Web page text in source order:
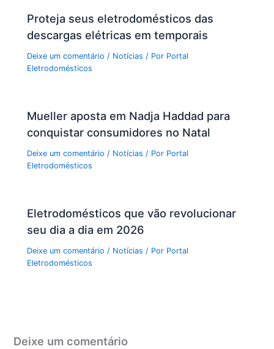
Proteja seus eletrodomésticos das
descargas elétricas em temporais
Deixe um comentário / Notícias / Por Portal
Eletrodomésticos
Mueller aposta em Nadja Haddad para
conquistar consumidores no Natal
Deixe um comentário / Notícias / Por Portal
Eletrodomésticos
Eletrodomésticos que vão revolucionar
seu dia a dia em 2026
Deixe um comentário / Notícias / Por Portal
Eletrodomésticos
Deixe um comentário